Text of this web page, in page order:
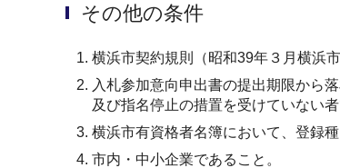
その他の条件
横浜市契約規則（昭和39年３月横浜
入札参加意向申出書の提出期限から
及び指名停止の措置を受けていない者
横浜市有資格者名簿において、登録
市内・中小企業であること。